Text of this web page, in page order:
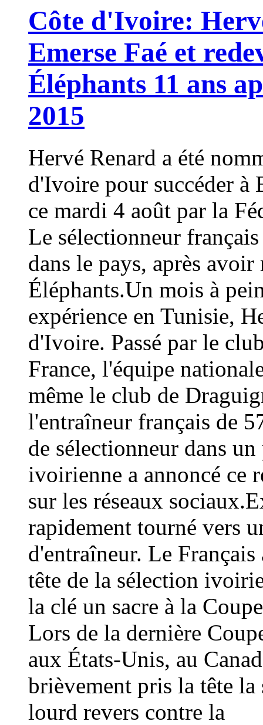
Côte d'Ivoire:
Emerse Faé et
Éléphants 11 ans
2015
Hervé Renard a été
d'Ivoire pour succéder à
ce mardi 4 août par la
Le sélectionneur
dans le pays, après
Éléphants.Un mois à
expérience en Tunisie,
d'Ivoire. Passé par le
France, l'équipe
même le club de
l'entraîneur français de
de sélectionneur dans
ivoirienne a annoncé ce
sur les réseaux
rapidement tourné vers
d'entraîneur. Le
tête de la sélection
la clé un sacre à la
Lors de la dernière
aux États-Unis, au
brièvement pris la tête
lourd revers contre la